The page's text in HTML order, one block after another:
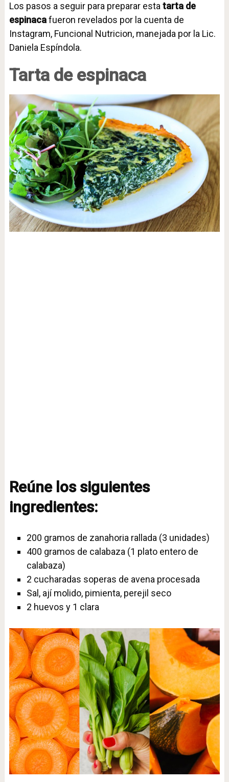
Los pasos a seguir para preparar esta tarta de
espinacafueron revelados por la cuenta de
Instagram, Funcional Nutricion, manejada por la Lic.
Daniela Espíndola.
Tarta de espinaca
Reúne los siguientes
ingredientes:
200 gramos de zanahoria rallada (3 unidades)
400 gramos de calabaza (1 plato entero de
calabaza)
2 cucharadas soperas de avena procesada
Sal, ají molido, pimienta, perejil seco
2 huevos y 1 clara